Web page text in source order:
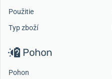
Použitie
Typ zboží
Pohon
Pohon